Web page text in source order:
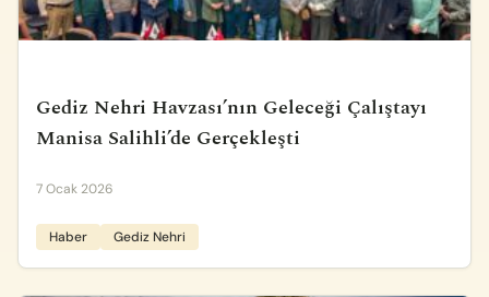
Gediz Nehri Havzası’nın Geleceği Çalıştayı
Manisa Salihli’de Gerçekleşti
7 Ocak 2026
Haber Gediz Nehri